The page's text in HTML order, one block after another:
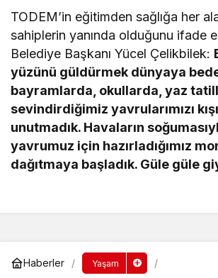
TODEM’in eğitimden sağlığa her
sahiplerin yanında olduğunu ifade
Belediye Başkanı Yücel Çelikbilek: 
yüzünü güldürmek dünyaya
bayramlarda, okullarda, yaz
sevindirdiğimiz yavrularımızı
unutmadık. Havaların
yavrumuz için hazırladığımız
dağıtmaya başladık. Güle güle
Haberler Yaşam